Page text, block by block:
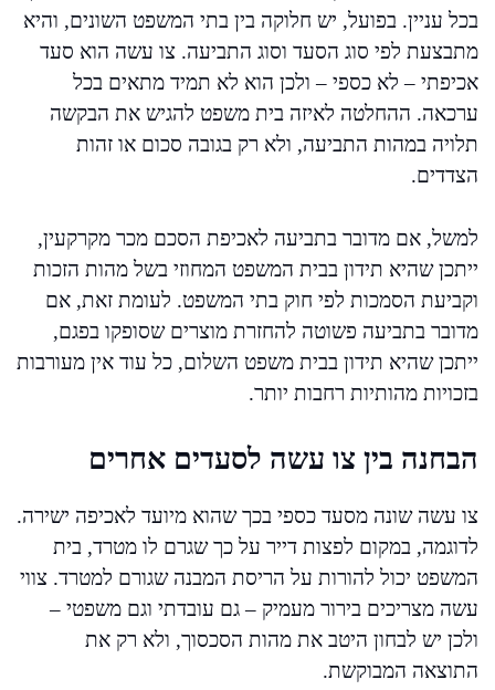
בכל עניין. בפועל, יש חלוקה בין בתי המשפט השונים, והיא
מתבצעת לפי סוג הסעד וסוג התביעה. צו עשה הוא סעד
אכיפתי – לא כספי – ולכן הוא לא תמיד מתאים בכל
ערכאה. ההחלטה לאיזה בית משפט להגיש את הבקשה
תלויה במהות התביעה, ולא רק בגובה סכום או זהות
הצדדים.
למשל, אם מדובר בתביעה לאכיפת הסכם מכר מקרקעין,
ייתכן שהיא תידון בבית המשפט המחוזי בשל מהות הזכות
וקביעת הסמכות לפי חוק בתי המשפט. לעומת זאת, אם
מדובר בתביעה פשוטה להחזרת מוצרים שסופקו בפגם,
ייתכן שהיא תידון בבית משפט השלום, כל עוד אין מעורבות
בזכויות מהותיות רחבות יותר.
הבחנה בין צו עשה לסעדים אחרים
צו עשה שונה מסעד כספי בכך שהוא מיועד לאכיפה ישירה.
לדוגמה, במקום לפצות דייר על כך שגרם לו מטרד, בית
המשפט יכול להורות על הריסת המבנה שגורם למטרד. צווי
עשה מצריכים בירור מעמיק – גם עובדתי וגם משפטי –
ולכן יש לבחון היטב את מהות הסכסוך, ולא רק את
התוצאה המבוקשת.